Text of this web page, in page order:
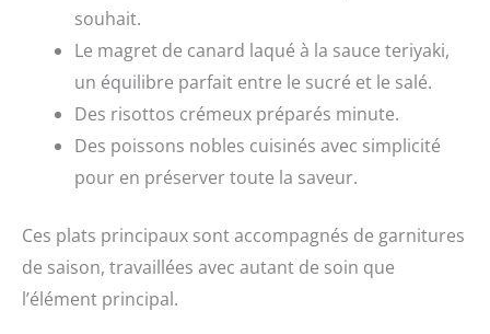
souhait.
Le magret de canard laqué à la sauce teriyaki,
un équilibre parfait entre le sucré et le salé.
Des risottos crémeux préparés minute.
Des poissons nobles cuisinés avec simplicité
pour en préserver toute la saveur.
Ces plats principaux sont accompagnés de garnitures
de saison, travaillées avec autant de soin que
l’élément principal.